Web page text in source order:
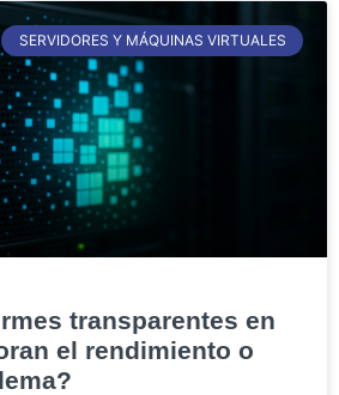
SERVIDORES Y MÁQUINAS VIRTUALES
transparentes en
el rendimiento o